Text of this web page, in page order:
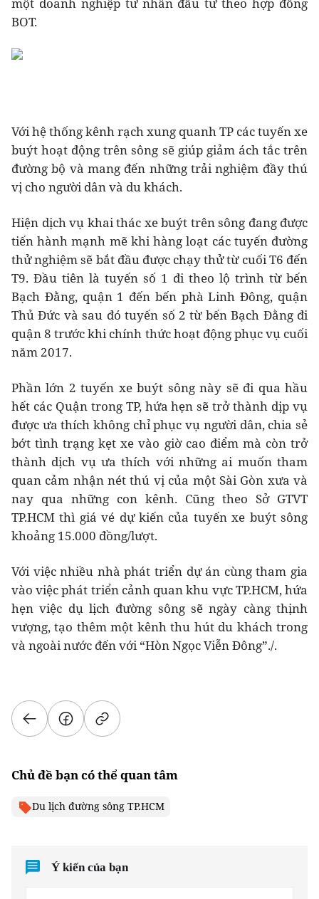
BOT.
Với hệ thống kênh rạch xung quanh TP các tuyến xe
buýt hoạt động trên sông sẽ giúp giảm ách tắc trên
đường bộ và mang đến những trải nghiệm đầy thú
vị cho người dân và du khách.
Hiện dịch vụ khai thác xe buýt trên sông đang được
tiến hành mạnh mẽ khi hàng loạt các tuyến đường
thử nghiệm sẽ bắt đầu được chạy thử từ cuối T6 đến
T9. Đầu tiên là tuyến số 1 đi theo lộ trình từ bến
Bạch Đằng, quận 1 đến bến phà Linh Đông, quận
Thủ Đức và sau đó tuyến số 2 từ bến Bạch Đằng đi
quận 8 trước khi chính thức hoạt động phục vụ cuối
năm 2017.
Phần lớn 2 tuyến xe buýt sông này sẽ đi qua hầu
hết các Quận trong TP, hứa hẹn sẽ trở thành dịp vụ
được ưa thích không chỉ phục vụ người dân, chia sẻ
bớt tình trạng kẹt xe vào giờ cao điểm mà còn trở
thành dịch vụ ưa thích với những ai muốn tham
quan cảm nhận nét thú vị của một Sài Gòn xưa và
nay qua những con kênh. Cũng theo Sở GTVT
TP.HCM thì giá vé dự kiến của tuyến xe buýt sông
khoảng 15.000 đồng/lượt.
Với việc nhiều nhà phát triển dự án cùng tham gia
vào việc phát triển cảnh quan khu vực TP.HCM, hứa
hẹn việc dụ lịch đường sông sẽ ngày càng thịnh
vượng, tạo thêm một kênh thu hút du khách trong
và ngoài nước đến với “Hòn Ngọc Viễn Đông”./.
Chủ đề bạn có thể quan tâm
Du lịch đường sông TP.HCM
Ý kiến của bạn